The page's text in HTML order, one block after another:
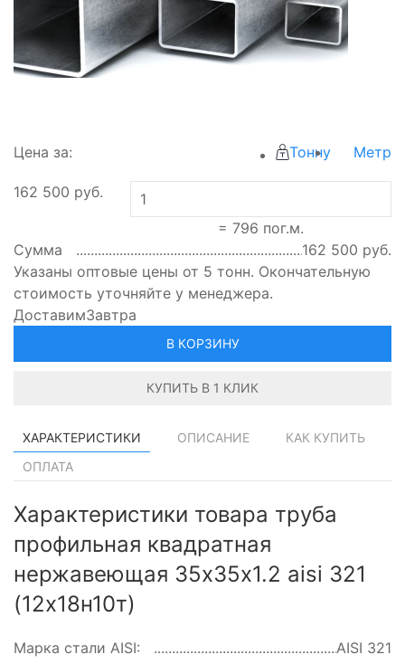
Цена за: Тонну Метр
162 500 руб.
= 796 пог.м.
Сумма
162 500 руб.
Указаны оптовые цены от 5 тонн. Окончательную
стоимость уточняйте у менеджера.
ДоставимЗавтра
В КОРЗИНУ
КУПИТЬ В 1 КЛИК
ХАРАКТЕРИСТИКИ ОПИСАНИЕ
КАК КУПИТЬ
ОПЛАТА
Характеристики товара труба
профильная квадратная
нержавеющая 35х35х1.2 aisi 321
(12х18н10т)
Марка стали AISI:
AISI 321